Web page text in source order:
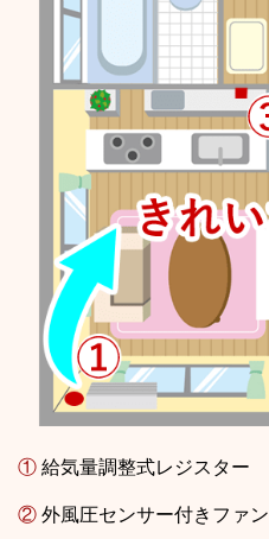
① 給気量調整式レジスター
② 外風圧センサー付きファン